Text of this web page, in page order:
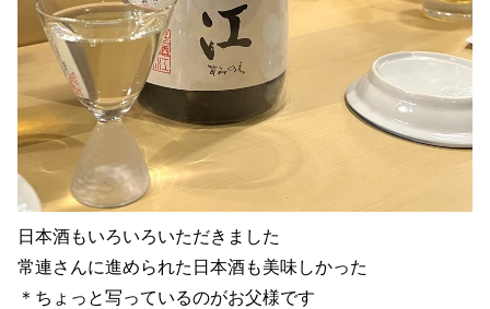
日本酒もいろいろいただきました
常連さんに進められた日本酒も美味しかった
＊ちょっと写っているのがお父様です